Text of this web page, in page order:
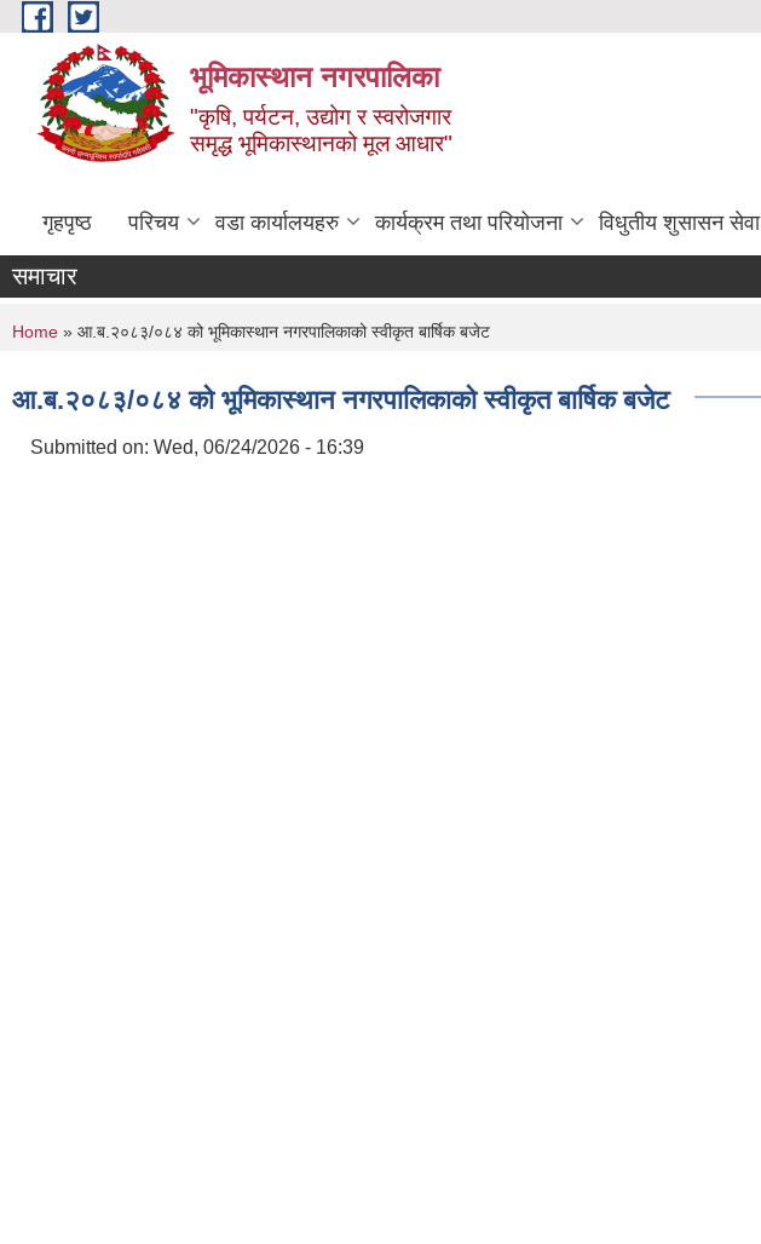
Skip to main content
भूमिकास्थान नगरपालिका
"कृषि, पर्यटन, उद्योग र स्वरोजगार
समृद्ध भूमिकास्थानको मूल आधार"
गृहपृष्ठ परिचय वडा कार्यालयहरु कार्यक्रम तथा परियोजना विधुतीय शुसासन सेवा
समाचार
You are here
Home » आ.ब.२०८३/०८४ को भूमिकास्थान नगरपालिकाको स्वीकृत बार्षिक बजेट
आ.ब.२०८३/०८४ को भूमिकास्थान नगरपालिकाको स्वीकृत बार्षिक बजेट
Submitted on: Wed, 06/24/2026 - 16:39